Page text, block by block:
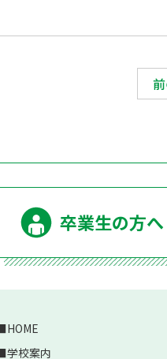
卒業生の方へ
HOME
学校案内